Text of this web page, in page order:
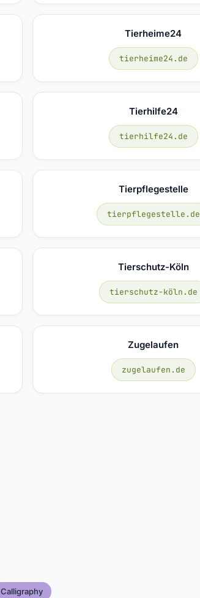
Tierheime24
tierheime24.de
Tierhilfe24
tierhilfe24.de
Tierpflegestelle
tierpflegestelle.de
Tierschutz-Köln
tierschutz-köln.de
Zugelaufen
zugelaufen.de
Calligraphy